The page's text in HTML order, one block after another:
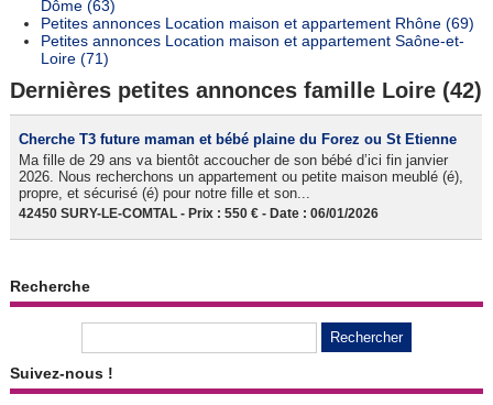
Dôme (63)
Petites annonces Location maison et appartement Rhône (69)
Petites annonces Location maison et appartement Saône-et-
Loire (71)
Dernières petites annonces famille Loire (42)
Cherche T3 future maman et bébé plaine du Forez ou St Etienne
Ma fille de 29 ans va bientôt accoucher de son bébé d’ici fin janvier
2026. Nous recherchons un appartement ou petite maison meublé (é),
propre, et sécurisé (é) pour notre fille et son...
42450 SURY-LE-COMTAL - Prix : 550 € - Date : 06/01/2026
Recherche
Suivez-nous !